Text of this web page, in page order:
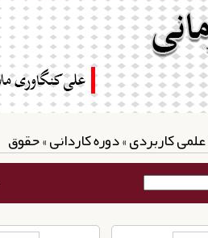
کاربردی » دوره کاردانی » حقوق